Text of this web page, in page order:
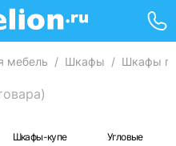
мебель / Шкафы / Шкафы
Шкафы-купе Угловые